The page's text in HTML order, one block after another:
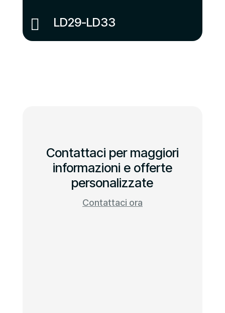
 LD29-LD33
Contattaci per maggiori
informazioni e offerte
personalizzate
Contattaci ora